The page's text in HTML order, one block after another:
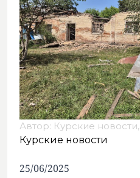
Автор: Курские новости,
Курские новости
25/06/2025